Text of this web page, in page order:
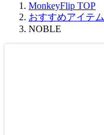
MonkeyFlip TOP
おすすめアイテム
NOBLE